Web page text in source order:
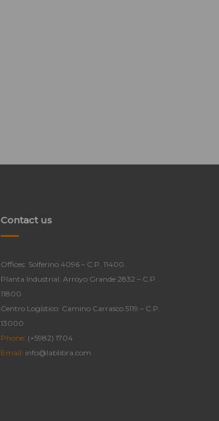
Contact us
Offices: Solferino 4096 – C.P. 11400
Planta Industrial: Arroyo Grande 2832 – C.P.
11800
Centro Logístico: Camino Carrasco 5119 – C.P.
13000
Phone: (+5982) 1704
Email: info@lablibra.com